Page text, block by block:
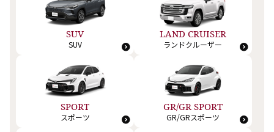
SUV
SUV
LAND CRUISER
ランドクルーザー
SPORT
スポーツ
GR/GR SPORT
GR/GRスポーツ